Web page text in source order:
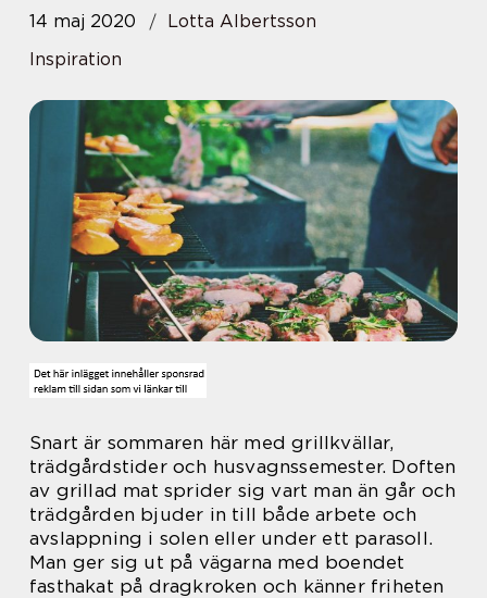
14 maj 2020
Lotta Albertsson
Inspiration
Snart är sommaren här med grillkvällar,
trädgårdstider och husvagnssemester. Doften
av grillad mat sprider sig vart man än går och
trädgården bjuder in till både arbete och
avslappning i solen eller under ett parasoll.
Man ger sig ut på vägarna med boendet
fasthakat på dragkroken och känner friheten